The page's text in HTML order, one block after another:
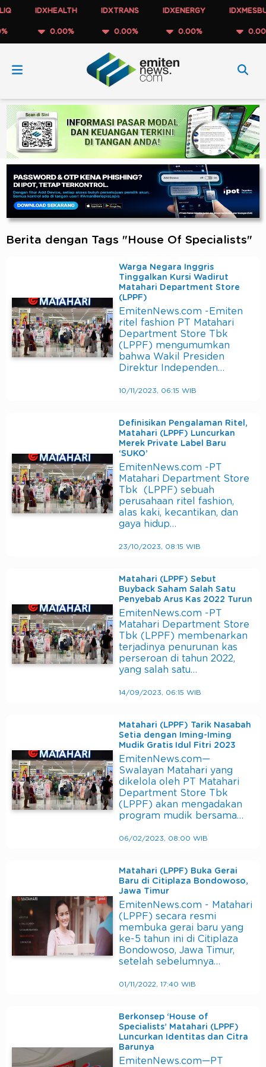
IDXHEALTH
0.00%
IDXTRANS
0.00%
IDXENERGY
0.00%
IDXMESBUMN
0.00%
Berita dengan Tags "House Of Specialists"
Warga Negara Inggris
Tinggalkan Kursi Wadirut
Matahari Department Store
(LPPF)
EmitenNews.com -Emiten
ritel fashion PT Matahari
Department Store Tbk
(LPPF) mengumumkan
bahwa Wakil Presiden
Direktur Independen…
10/11/2023, 06:15 WIB
Definisikan Pengalaman Ritel,
Matahari (LPPF) Luncurkan
Merek Private Label Baru
‘SUKO’
EmitenNews.com -PT
Matahari Department Store
Tbk (LPPF) sebuah
perusahaan ritel fashion,
alas kaki, kecantikan, dan
gaya hidup…
23/10/2023, 08:15 WIB
Matahari (LPPF) Sebut
Buyback Saham Salah Satu
Penyebab Arus Kas 2022 Turun
EmitenNews.com -PT
Matahari Department Store
Tbk (LPPF) membenarkan
terjadinya penurunan kas
perseroan di tahun 2022,
yang salah satu…
14/09/2023, 06:15 WIB
Matahari (LPPF) Tarik Nasabah
Setia dengan Iming-Iming
Mudik Gratis Idul Fitri 2023
EmitenNews.com—
Swalayan Matahari yang
dikelola oleh PT Matahari
Department Store Tbk
(LPPF) akan mengadakan
program mudik bersama…
06/02/2023, 08:00 WIB
Matahari (LPPF) Buka Gerai
Baru di Citiplaza Bondowoso,
Jawa Timur
EmitenNews.com - Matahari
(LPPF) secara resmi
membuka gerai baru yang
ke-5 tahun ini di Citiplaza
Bondowoso, Jawa Timur,
setelah sebelumnya…
01/11/2022, 17:40 WIB
Berkonsep ‘House of
Specialists’ Matahari (LPPF)
Luncurkan Identitas dan Citra
Barunya
EmitenNews.com—PT